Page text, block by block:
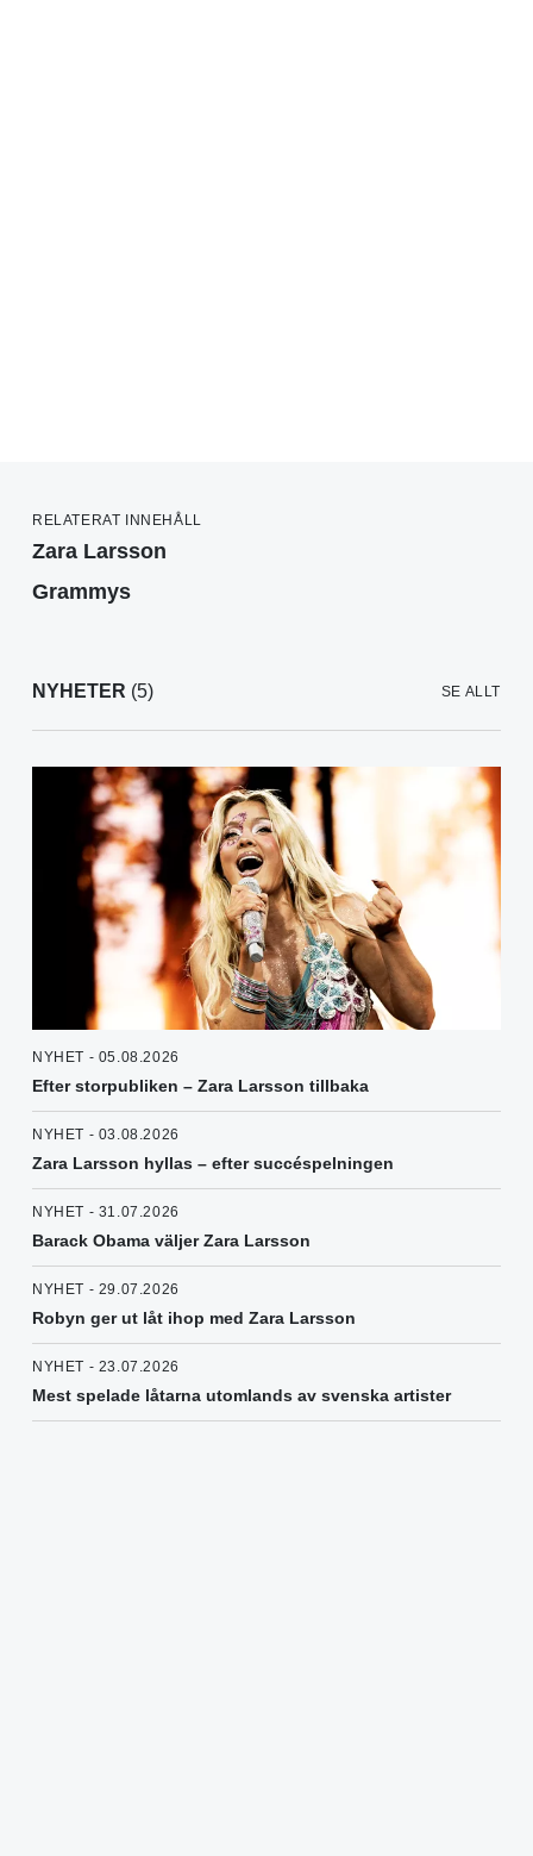
RELATERAT INNEHÅLL
Zara Larsson
Grammys
NYHETER (5) SE ALLT
NYHET - 05.08.2026
Efter storpubliken – Zara Larsson tillbaka
NYHET - 03.08.2026
Zara Larsson hyllas – efter succéspelningen
NYHET - 31.07.2026
Barack Obama väljer Zara Larsson
NYHET - 29.07.2026
Robyn ger ut låt ihop med Zara Larsson
NYHET - 23.07.2026
Mest spelade låtarna utomlands av svenska artister